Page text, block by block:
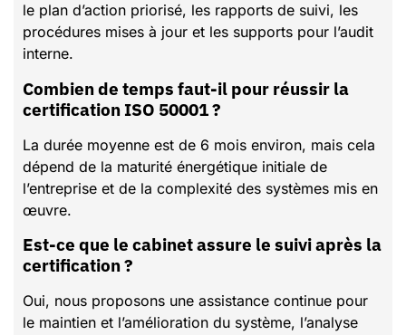
le plan d’action priorisé, les rapports de suivi, les
procédures mises à jour et les supports pour l’audit
interne.
Combien de temps faut-il pour réussir la
certification ISO 50001 ?
La durée moyenne est de 6 mois environ, mais cela
dépend de la maturité énergétique initiale de
l’entreprise et de la complexité des systèmes mis en
œuvre.
Est-ce que le cabinet assure le suivi après la
certification ?
Oui, nous proposons une assistance continue pour
le maintien et l’amélioration du système, l’analyse